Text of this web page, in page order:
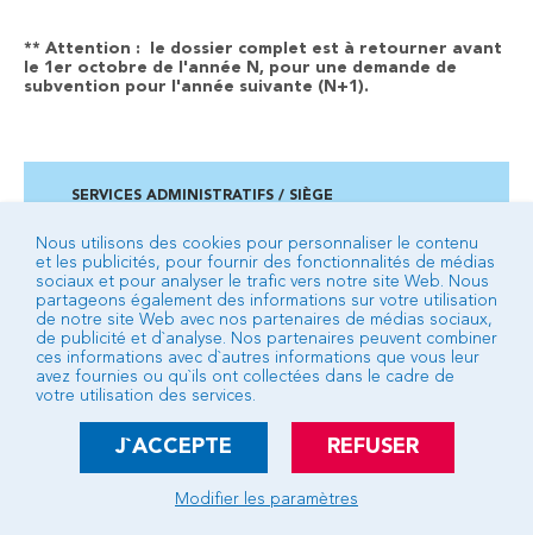
** Attention : le dossier complet est à retourner avant
le 1er octobre de l'année N, pour une demande de
subvention pour l'année suivante (N+1).
SERVICES ADMINISTRATIFS / SIÈGE
BP 92 - 05007 GAP cedex
04 92 53 24 24
BUREAU D’ACCUEIL DE TALLARD
Place du Château - Bâtiment communautaire
04 92 54 16 66
Nous utilisons des cookies pour personnaliser le contenu
et les publicités, pour fournir des fonctionnalités de médias
sociaux et pour analyser le trafic vers notre site Web. Nous
partageons également des informations sur votre utilisation
de notre site Web avec nos partenaires de médias sociaux,
de publicité et d`analyse. Nos partenaires peuvent combiner
ces informations avec d`autres informations que vous leur
avez fournies ou qu`ils ont collectées dans le cadre de
votre utilisation des services.
REFUSER
J`ACCEPTE
Modifier les paramètres